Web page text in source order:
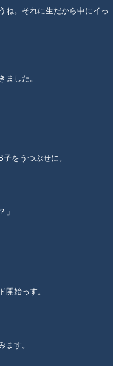
ね。それに生だから中にイっ
ました。
をうつぶせに。
」
開始っす。
ます。